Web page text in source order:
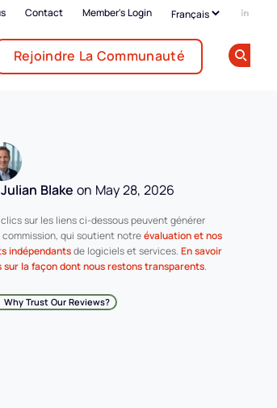
Contact Member's Login
Add
Rejoindre La Communauté
Julian Blake on May 28, 2026
clics sur les liens ci-dessous peuvent générer
commission, qui soutient notre évaluation et nos
indépendants de logiciels et services. En savoir
sur la façon dont nous restons transparents.
Why Trust Our Reviews?